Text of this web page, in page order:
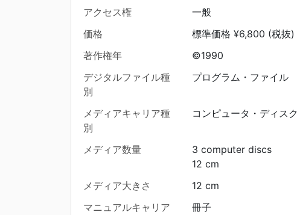
アクセス権
一般
価格
標準価格 ¥6,800 (税抜)
著作権年
©1990
デジタルファイル種
別
プログラム・ファイル
メディアキャリア種
別
コンピュータ・ディスク
メディア数量
3 computer discs
12 cm
メディア大きさ
12 cm
マニュアルキャリア
冊子